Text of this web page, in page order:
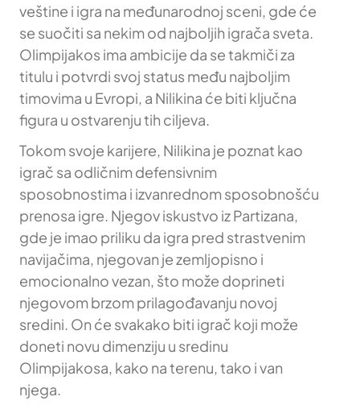
veštine i igra na međunarodnoj sceni, gde će
se suočiti sa nekim od najboljih igrača sveta.
Olimpijakos ima ambicije da se takmiči za
titulu i potvrdi svoj status među najboljim
timovima u Evropi, a Nilikina će biti ključna
figura u ostvarenju tih ciljeva.
Tokom svoje karijere, Nilikina je poznat kao
igrač sa odličnim defensivnim
sposobnostima i izvanrednom sposobnošću
prenosa igre. Njegov iskustvo iz Partizana,
gde je imao priliku da igra pred strastvenim
navijačima, njegovan je zemljopisno i
emocionalno vezan, što može doprineti
njegovom brzom prilagođavanju novoj
sredini. On će svakako biti igrač koji može
doneti novu dimenziju u sredinu
Olimpijakosa, kako na terenu, tako i van
njega.